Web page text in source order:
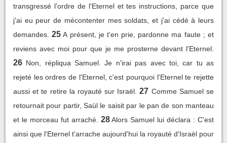
transgressé l'ordre de l'Eternel et tes instructions, parce que
j'ai eu peur de mécontenter mes soldats, et j'ai cédé à leurs
demandes. 25 A présent, je t'en prie, pardonne ma faute ; et
reviens avec moi pour que je me prosterne devant l'Eternel.
26 Non, répliqua Samuel. Je n'irai pas avec toi, car tu as
rejeté les ordres de l'Eternel, c'est pourquoi l'Eternel te rejette
aussi et te retire la royauté sur Israël. 27 Comme Samuel se
retournait pour partir, Saül le saisit par le pan de son manteau
et le morceau fut arraché. 28 Alors Samuel lui déclara : C'est
ainsi que l'Eternel t'arrache aujourd'hui la royauté d'Israël pour